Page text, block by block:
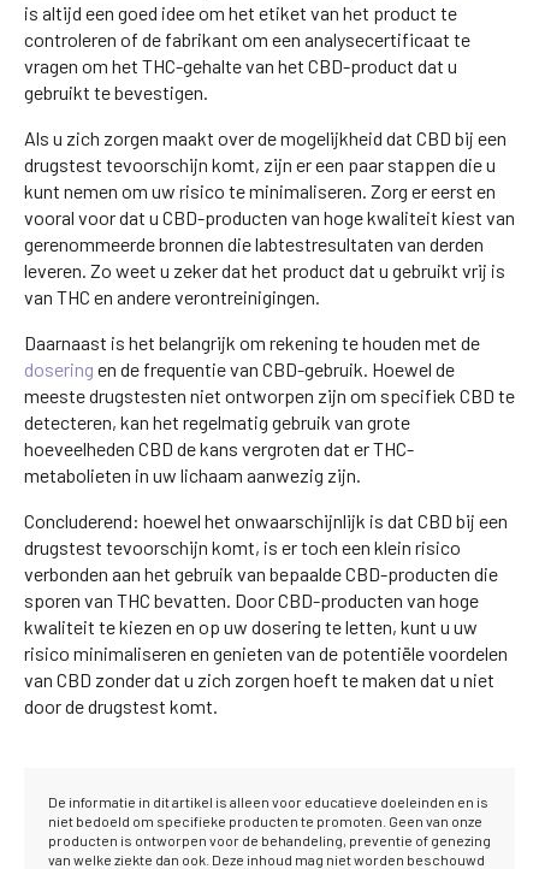
is altijd een goed idee om het etiket van het product te
controleren of de fabrikant om een analysecertificaat te
vragen om het THC-gehalte van het CBD-product dat u
gebruikt te bevestigen.
Als u zich zorgen maakt over de mogelijkheid dat CBD bij een
drugstest tevoorschijn komt, zijn er een paar stappen die u
kunt nemen om uw risico te minimaliseren. Zorg er eerst en
vooral voor dat u CBD-producten van hoge kwaliteit kiest van
gerenommeerde bronnen die labtestresultaten van derden
leveren. Zo weet u zeker dat het product dat u gebruikt vrij is
van THC en andere verontreinigingen.
Daarnaast is het belangrijk om rekening te houden met de
dosering en de frequentie van CBD-gebruik. Hoewel de
meeste drugstesten niet ontworpen zijn om specifiek CBD te
detecteren, kan het regelmatig gebruik van grote
hoeveelheden CBD de kans vergroten dat er THC-
metabolieten in uw lichaam aanwezig zijn.
Concluderend: hoewel het onwaarschijnlijk is dat CBD bij een
drugstest tevoorschijn komt, is er toch een klein risico
verbonden aan het gebruik van bepaalde CBD-producten die
sporen van THC bevatten. Door CBD-producten van hoge
kwaliteit te kiezen en op uw dosering te letten, kunt u uw
risico minimaliseren en genieten van de potentiële voordelen
van CBD zonder dat u zich zorgen hoeft te maken dat u niet
door de drugstest komt.
De informatie in dit artikel is alleen voor educatieve doeleinden en is
niet bedoeld om specifieke producten te promoten. Geen van onze
producten is ontworpen voor de behandeling, preventie of genezing
van welke ziekte dan ook. Deze inhoud mag niet worden beschouwd